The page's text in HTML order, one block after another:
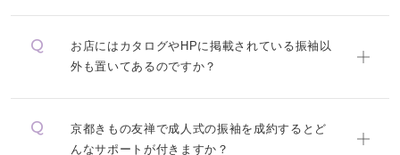
お店にはカタログやHPに掲載されている振袖以
外も置いてあるのですか？
京都きもの友禅で成人式の振袖を成約するとど
んなサポートが付きますか？